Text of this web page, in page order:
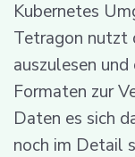
Kubernetes
Tetragon nutzt
auszulesen
Formaten zur
Daten es sich
noch im Detail